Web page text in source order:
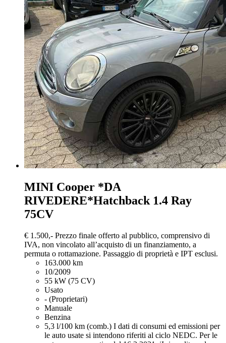
MINI Cooper *DA
RIVEDERE*Hatchback 1.4 Ray
75CV
€ 1.500,- Prezzo finale offerto al pubblico, comprensivo di
IVA, non vincolato all’acquisto di un finanziamento, a
permuta o rottamazione. Passaggio di proprietà e IPT esclusi.
163.000 km
10/2009
55 kW (75 CV)
Usato
- (Proprietari)
Manuale
Benzina
5,3 l/100 km (comb.) I dati di consumi ed emissioni per
le auto usate si intendono riferiti al ciclo NEDC. Per le